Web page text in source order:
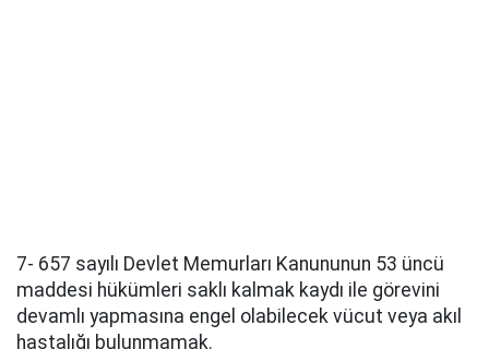
7- 657 sayılı Devlet Memurları Kanununun 53 üncü
maddesi hükümleri saklı kalmak kaydı ile görevini
devamlı yapmasına engel olabilecek vücut veya akıl
hastalığı bulunmamak.